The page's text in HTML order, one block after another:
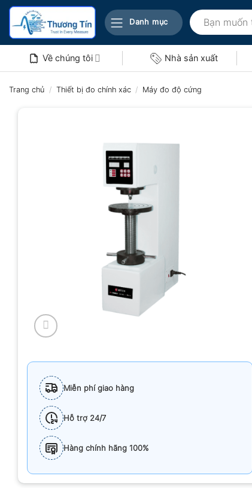
Bỏ
nội
Danh mục
Tìm
kiếm:
Về chúng tôi Nhà sản xuất
Trang chủ / Thiết bị đo chính xác / Máy đo độ cứng
Miễn phí giao hàng
Hỗ trợ 24/7
Hàng chính hãng 100%